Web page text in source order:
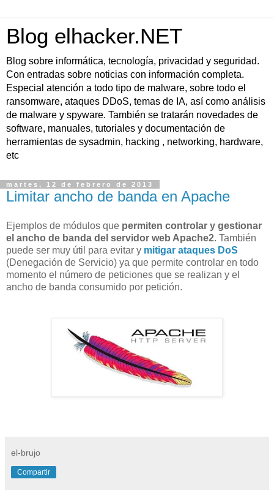
Blog elhacker.NET
Blog sobre informática, tecnología, privacidad y seguridad.
Con entradas sobre noticias con información completa.
Especial atención a todo tipo de malware, sobre todo el
ransomware, ataques DDoS, temas de IA, así como análisis
de malware y spyware. También se tratarán novedades de
software, manuales, tutoriales y documentación de
herramientas de sysadmin, hacking , networking, hardware,
etc
martes, 12 de febrero de 2013
Limitar ancho de banda en Apache
Ejemplos de módulos que permiten controlar y gestionar
el ancho de banda del servidor web Apache2. También
puede ser muy útil para evitar y mitigar ataques DoS
(Denegación de Servicio) ya que permite controlar en todo
momento el número de peticiones que se realizan y el
ancho de banda consumido por petición.
el-brujo
Compartir